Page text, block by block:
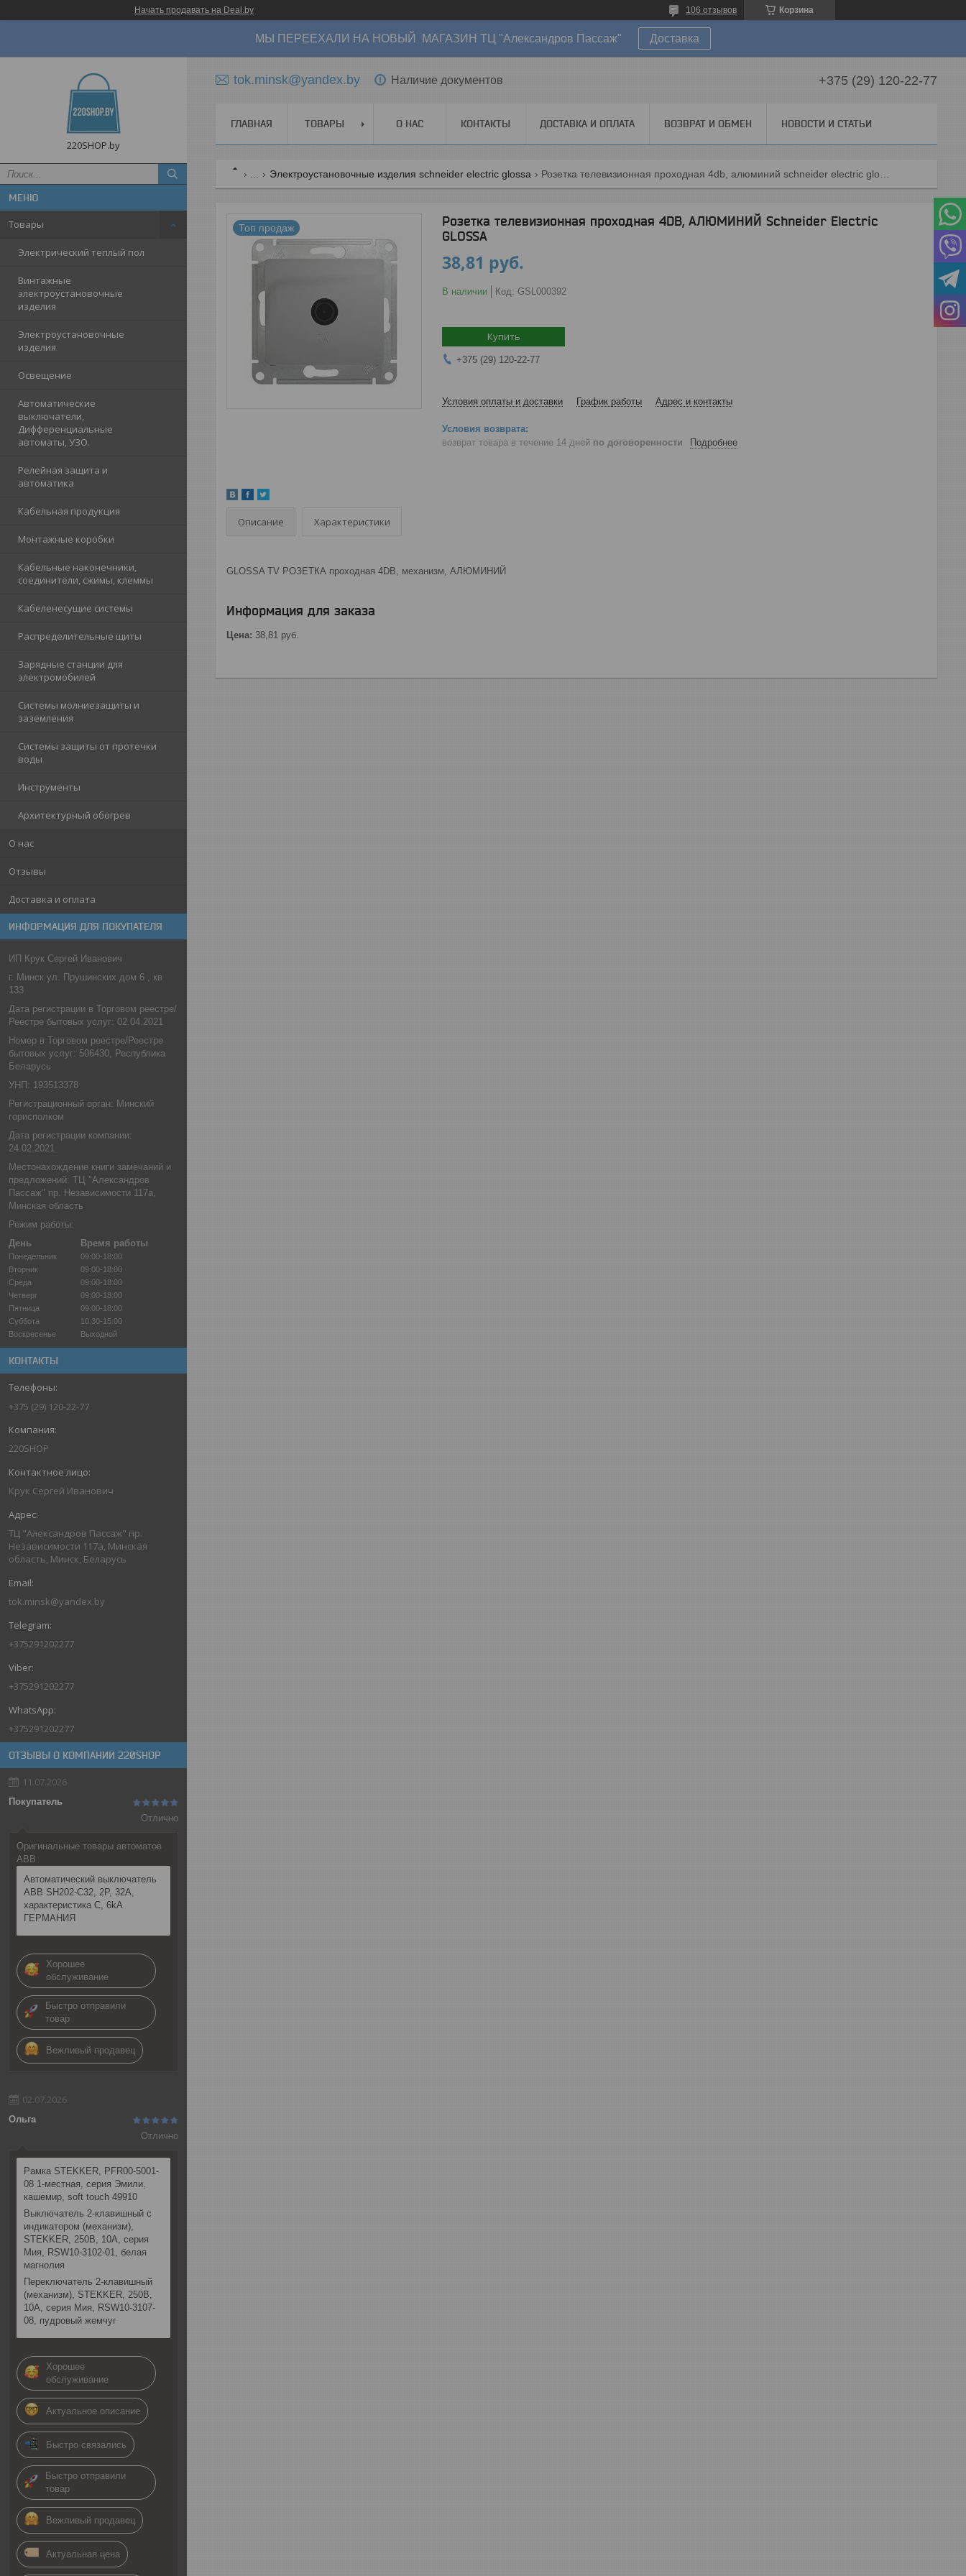
Начать продавать на Deal.by Корзина
106 отзывов
МЫ ПЕРЕЕХАЛИ НА НОВЫЙ МАГАЗИН ТЦ "Александров Пассаж" Доставка
220SHOP.by
Товары
Электрический теплый пол
Винтажные
электроустановочные
изделия
Электроустановочные
изделия
Освещение
Автоматические
выключатели,
Дифференциальные
автоматы, УЗО.
Релейная защита и
автоматика
Кабельная продукция
Монтажные коробки
Кабельные наконечники,
соединители, сжимы, клеммы
Кабеленесущие системы
Распределительные щиты
Зарядные станции для
электромобилей
Системы молниезащиты и
заземления
Системы защиты от протечки
воды
Инструменты
Архитектурный обогрев
О нас
Отзывы
Доставка и оплата
ИНФОРМАЦИЯ ДЛЯ ПОКУПАТЕЛЯ
ИП Крук Сергей Иванович
г. Минск ул. Прушинских дом 6 , кв
133
Дата регистрации в Торговом реестре/
Реестре бытовых услуг: 02.04.2021
Номер в Торговом реестре/Реестре
бытовых услуг: 506430, Республика
Беларусь
УНП: 193513378
Регистрационный орган: Минский
горисполком
Дата регистрации компании:
24.02.2021
Местонахождение книги замечаний и
предложений: ТЦ "Александров
Пассаж" пр. Независимости 117а,
Минская область
Режим работы:
День
Время работы
Понедельник
09:00-18:00
Вторник
09:00-18:00
Среда
09:00-18:00
Четверг
09:00-18:00
Пятница
09:00-18:00
Суббота
10:30-15:00
Воскресенье
Выходной
КОНТАКТЫ
+375 (29) 120-22-77
220SHOP
Крук Сергей Иванович
ТЦ "Александров Пассаж" пр.
Независимости 117а, Минская
область, Минск, Беларусь
tok.minsk@yandex.by
+375291202277
+375291202277
+375291202277
ОТЗЫВЫ О КОМПАНИИ 220SHOP
11.07.2026
Покупатель
Отлично
Оригинальные товары автоматов
ABB
Автоматический выключатель
ABB SH202-C32, 2P, 32А,
характеристика C, 6kA
ГЕРМАНИЯ
Хорошее
обслуживание
Быстро отправили
товар
Вежливый продавец
02.07.2026
Ольга
Отлично
Рамка STEKKER, PFR00-5001-
08 1-местная, серия Эмили,
кашемир, soft touch 49910
Выключатель 2-клавишный c
индикатором (механизм),
STEKKER, 250В, 10А, серия
Мия, RSW10-3102-01, белая
магнолия
Переключатель 2-клавишный
(механизм), STEKKER, 250В,
10А, серия Мия, RSW10-3107-
08, пудровый жемчуг
Хорошее
обслуживание
Актуальное описание
Быстро связались
Быстро отправили
товар
Вежливый продавец
Актуальная цена
tok.minsk@yandex.by Наличие документов +375 (29) 120-22-77
ГЛАВНАЯ ТОВАРЫ О НАС КОНТАКТЫ ДОСТАВКА И ОПЛАТА ВОЗВРАТ И ОБМЕН НОВОСТИ И СТАТЬИ
Электроустановочные изделия schneider electric glossa
Топ продаж
Розетка телевизионная проходная 4DB, АЛЮМИНИЙ Schneider Electric
GLOSSA
38,81 руб.
В наличии Код: GSL000392
Купить
+375 (29) 120-22-77
Условия оплаты и доставки График работы Адрес и контакты
возврат товара в течение 14 дней по договоренности Подробнее
Описание Характеристики
GLOSSA TV РОЗЕТКА проходная 4DB, механизм, АЛЮМИНИЙ
Информация для заказа
Цена: 38,81 руб.